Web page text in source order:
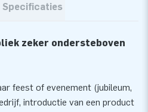
Specificaties
zeker ondersteboven
feest of evenement (jubileum,
introductie van een product